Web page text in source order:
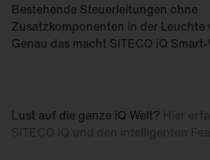
Bestehende Steuerleitungen ohne
Zusatzkomponenten in der
Genau das macht SITECO iQ
Lust auf die ganze iQ Welt? Hier
SITECO iQ und den intelligenten